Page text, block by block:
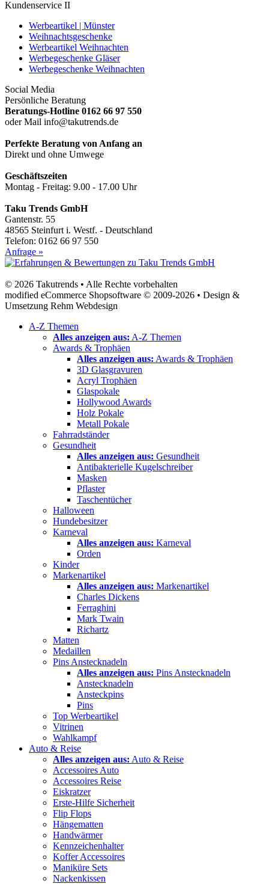
Kundenservice II
Werbeartikel | Münster
Weihnachtsgeschenke
Werbeartikel Weihnachten
Werbegeschenke Gläser
Werbegeschenke Weihnachten
Social Media
Persönliche Beratung
Beratungs-Hotline 0162 66 97 550
oder Mail info@takutrends.de
Perfekte Beratung von Anfang an
Direkt und ohne Umwege
Geschäftszeiten
Montag - Freitag: 9.00 - 17.00 Uhr
Taku Trends GmbH
Gantenstr. 55
48565 Steinfurt i. Westf. - Deutschland
Telefon: 0162 66 97 550
Anfrage »
© 2026 Takutrends • Alle Rechte vorbehalten
modified eCommerce Shopsoftware © 2009-2026 • Design &
Umsetzung Rehm Webdesign
A-Z Themen
Alles anzeigen aus: A-Z Themen
Awards & Trophäen
Alles anzeigen aus: Awards & Trophäen
3D Glasgravuren
Acryl Trophäen
Glaspokale
Hollywood Awards
Holz Pokale
Metall Pokale
Fahrradständer
Gesundheit
Alles anzeigen aus: Gesundheit
Antibakterielle Kugelschreiber
Masken
Pflaster
Taschentücher
Halloween
Hundebesitzer
Karneval
Alles anzeigen aus: Karneval
Orden
Kinder
Markenartikel
Alles anzeigen aus: Markenartikel
Charles Dickens
Ferraghini
Mark Twain
Richartz
Matten
Medaillen
Pins Anstecknadeln
Alles anzeigen aus: Pins Anstecknadeln
Anstecknadeln
Ansteckpins
Pins
Top Werbeartikel
Vitrinen
Wahlkampf
Auto & Reise
Alles anzeigen aus: Auto & Reise
Accessoires Auto
Accessoires Reise
Eiskratzer
Erste-Hilfe Sicherheit
Flip Flops
Hängematten
Handwärmer
Kennzeichenhalter
Koffer Accessoires
Maniküre Sets
Nackenkissen